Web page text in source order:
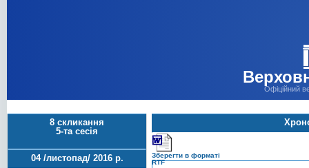
Офіційний
8 скликання
5-та сесія
04 /листопад/ 2016 р.
Зберегти в форматі
RTF